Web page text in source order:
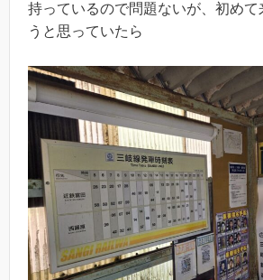
持っているので問題ないが、初めて
うと思っていたら